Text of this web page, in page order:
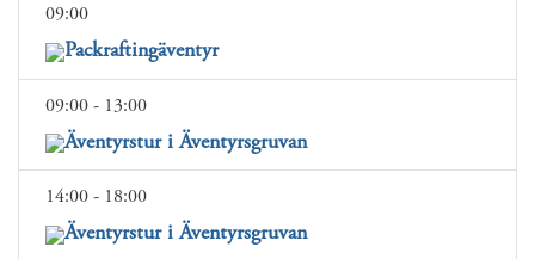
09:00
Packraftingäventyr
09:00 - 13:00
Äventyrstur i Äventyrsgruvan
14:00 - 18:00
Äventyrstur i Äventyrsgruvan